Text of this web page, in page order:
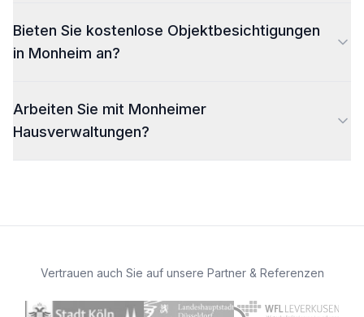
Bieten Sie kostenlose Objektbesichtigungen
in Monheim an?
Arbeiten Sie mit Monheimer
Hausverwaltungen?
Vertrauen auch Sie auf unsere Partner & Referenzen